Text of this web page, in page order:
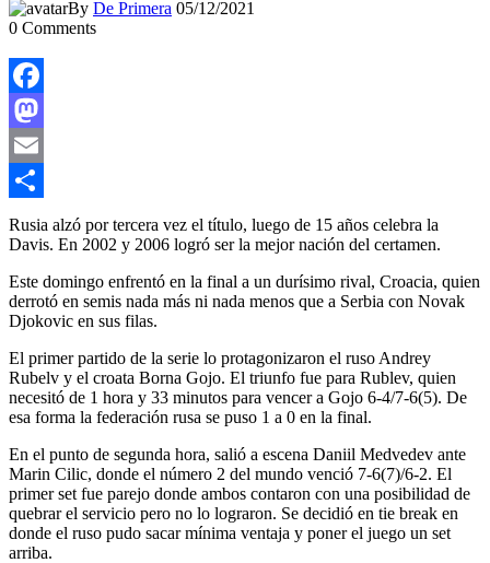
By De Primera 05/12/2021
0 Comments
Facebook
Mastodon
Email
Compartir
Rusia alzó por tercera vez el título, luego de 15 años celebra la
Davis. En 2002 y 2006 logró ser la mejor nación del certamen.
Este domingo enfrentó en la final a un durísimo rival, Croacia, quien
derrotó en semis nada más ni nada menos que a Serbia con Novak
Djokovic en sus filas.
El primer partido de la serie lo protagonizaron el ruso Andrey
Rubelv y el croata Borna Gojo. El triunfo fue para Rublev, quien
necesitó de 1 hora y 33 minutos para vencer a Gojo 6-4/7-6(5). De
esa forma la federación rusa se puso 1 a 0 en la final.
En el punto de segunda hora, salió a escena Daniil Medvedev ante
Marin Cilic, donde el número 2 del mundo venció 7-6(7)/6-2. El
primer set fue parejo donde ambos contaron con una posibilidad de
quebrar el servicio pero no lo lograron. Se decidió en tie break en
donde el ruso pudo sacar mínima ventaja y poner el juego un set
arriba.